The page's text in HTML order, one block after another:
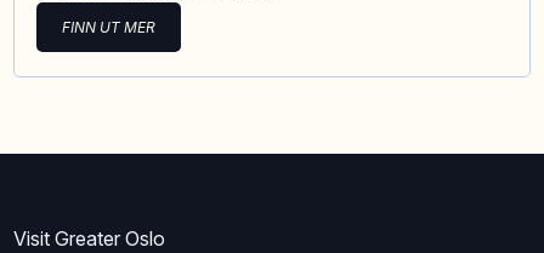
FINN UT MER
Visit Greater Oslo